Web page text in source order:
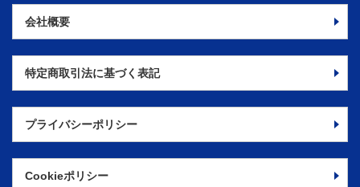
会社概要
特定商取引法に基づく表記
プライバシーポリシー
Cookieポリシー